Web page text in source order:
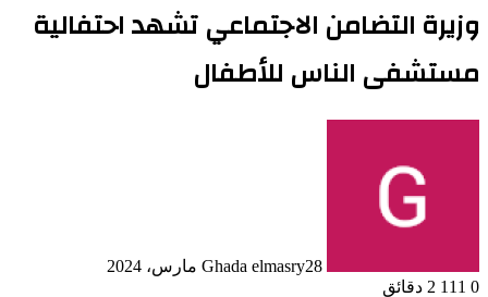
وزيرة التضامن الاجتماعي تشهد احتفالية
مستشفى الناس للأطفال
Ghada elmasry28 مارس، 2024
0
2 دقائق